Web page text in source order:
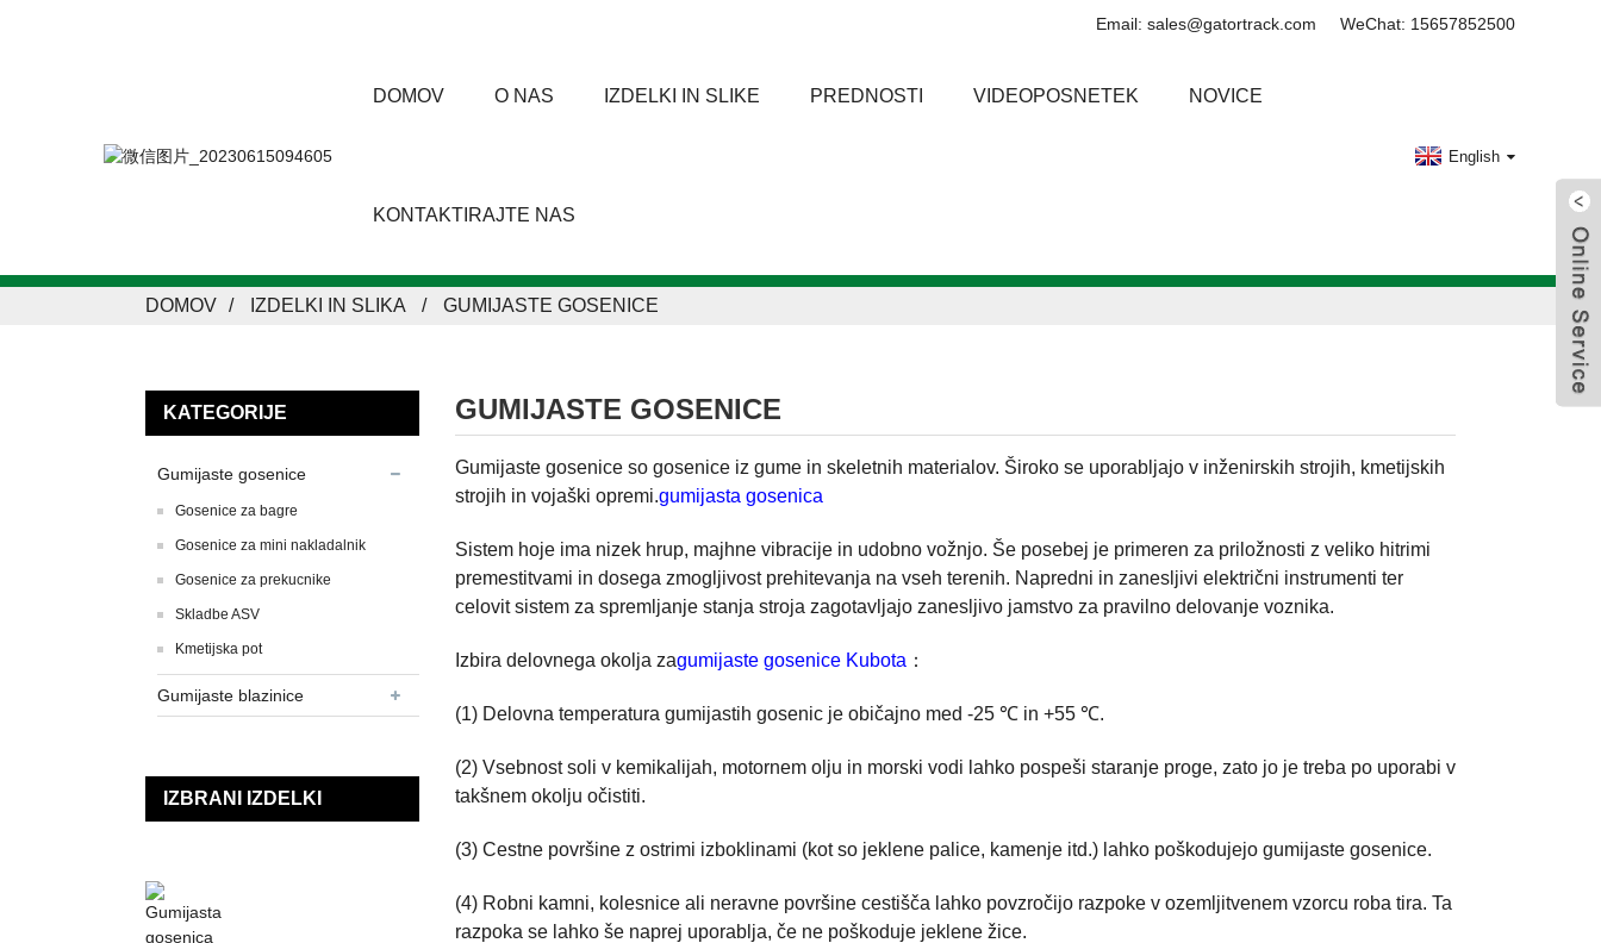
Email: sales@gatortrack.com WeChat: 15657852500
DOMOV O NAS IZDELKI IN SLIKE PREDNOSTI VIDEOPOSNETEK NOVICE
KONTAKTIRAJTE NAS
English
DOMOV IZDELKI IN SLIKA GUMIJASTE GOSENICE
KATEGORIJE
Gumijaste gosenice
Gosenice za bagre
Gosenice za mini nakladalnik
Gosenice za prekucnike
Skladbe ASV
Kmetijska pot
Gumijaste blazinice
IZBRANI IZDELKI
GUMIJASTE GOSENICE
Gumijaste gosenice so gosenice iz gume in skeletnih materialov. Široko se uporabljajo v inženirskih strojih, kmetijskih
strojih in vojaški opremi.gumijasta gosenica
Sistem hoje ima nizek hrup, majhne vibracije in udobno vožnjo. Še posebej je primeren za priložnosti z veliko hitrimi
premestitvami in dosega zmogljivost prehitevanja na vseh terenih. Napredni in zanesljivi električni instrumenti ter
celovit sistem za spremljanje stanja stroja zagotavljajo zanesljivo jamstvo za pravilno delovanje voznika.
Izbira delovnega okolja zagumijaste gosenice Kubota ：
(1) Delovna temperatura gumijastih gosenic je običajno med -25 ℃ in +55 ℃.
(2) Vsebnost soli v kemikalijah, motornem olju in morski vodi lahko pospeši staranje proge, zato jo je treba po uporabi v
takšnem okolju očistiti.
(3) Cestne površine z ostrimi izboklinami (kot so jeklene palice, kamenje itd.) lahko poškodujejo gumijaste gosenice.
(4) Robni kamni, kolesnice ali neravne površine cestišča lahko povzročijo razpoke v ozemljitvenem vzorcu roba tira. Ta
razpoka se lahko še naprej uporablja, če ne poškoduje jeklene žice.